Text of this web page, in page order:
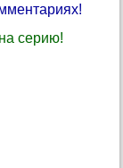
серию!